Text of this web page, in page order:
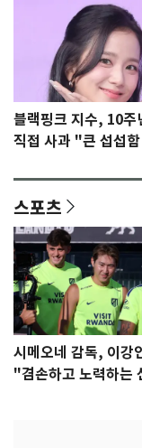
블랙핑크 지수, 10주
직접 사과 "큰 섭섭
스포츠
시메오네 감독, 이강
"겸손하고 노력하는